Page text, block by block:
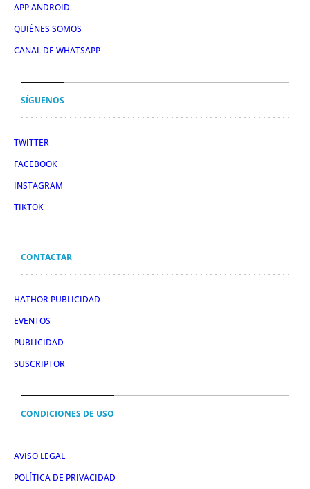
APP ANDROID
QUIÉNES SOMOS
CANAL DE WHATSAPP
SÍGUENOS
TWITTER
FACEBOOK
INSTAGRAM
TIKTOK
CONTACTAR
HATHOR PUBLICIDAD
EVENTOS
PUBLICIDAD
SUSCRIPTOR
CONDICIONES DE USO
AVISO LEGAL
POLÍTICA DE PRIVACIDAD